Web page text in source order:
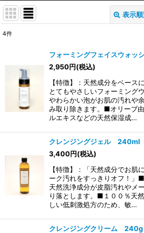
表示
並び順
絞り込む
4件
フォーミングフェイスウォ
2,950円(税込)
【特徴】：天然成分をベース
とてもやさしいフォーミング
やわらかい泡がお肌の汚れや
み取り除きます。■オリーブ
ルエキスなどの天然保湿成…
クレンジングジェル 240ml
3,400円(税込)
【特徴】：「天然成分でお肌
ーク汚れをすっきりオフ！」
天然洗浄成分が皮脂汚れやメ
り落とします。■１００％天
しい低刺激処方のため、敏…
クレンジングクリーム 240g